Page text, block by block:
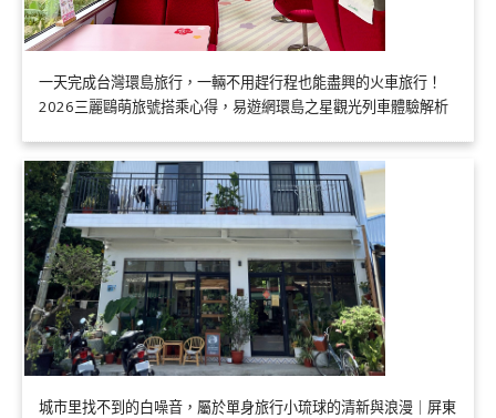
一天完成台灣環島旅行，一輛不用趕行程也能盡興的火車旅行！
2026三麗鷗萌旅號搭乘心得，易遊網環島之星觀光列車體驗解析
城市里找不到的白噪音，屬於單身旅行小琉球的清新與浪漫｜屏東